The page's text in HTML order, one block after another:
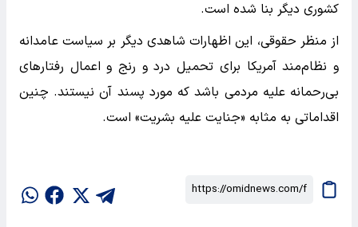
کشوری دیگر بنا شده است.
از منظر حقوقی، این اظهارات شاهدی دیگر بر سیاست عامدانه
و نظام‌مند آمریکا برای تحمیل درد و رنج و اعمال رفتارهای
بی‌رحمانه علیه مردمی باشد که مورد پسند آن نیستند. چنین
اقداماتی به مثابه «جنایت علیه بشریت» است.